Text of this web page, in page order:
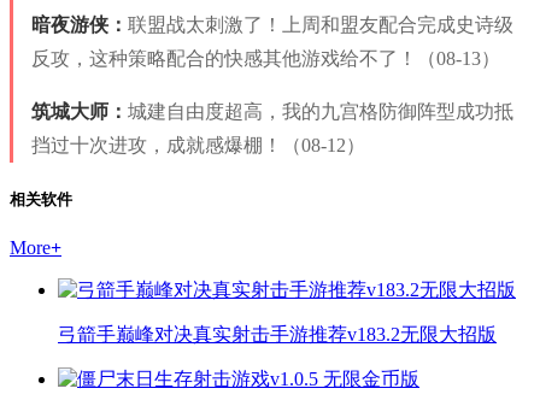
暗夜游侠： 联盟战太刺激了！上周和盟友配合完成史诗级
反攻，这种策略配合的快感其他游戏给不了！（08-13）
筑城大师： 城建自由度超高，我的九宫格防御阵型成功抵
挡过十次进攻，成就感爆棚！（08-12）
相关软件
More+
弓箭手巅峰对决真实射击手游推荐v183.2无限大招版